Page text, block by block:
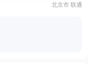
北京市 联通